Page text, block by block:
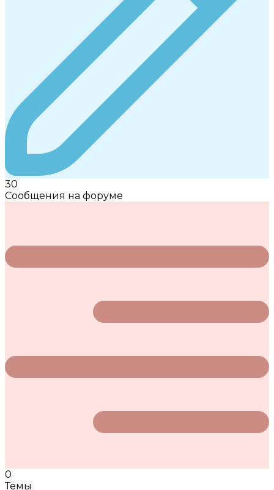
30
Сообщения на форуме
0
Темы